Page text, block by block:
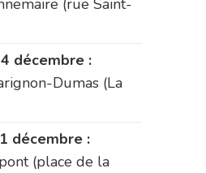
(rue Saint-
décembre :
Dumas (La
décembre :
(place de la